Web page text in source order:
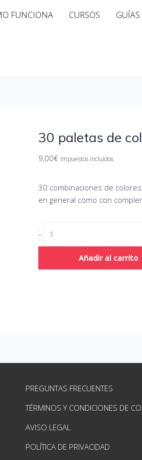
FUNCIONA CURSOS GUÍAS
30 paletas de
9,00€ Impuestos incluídos
30 combinaciones de
en general como con
-
paletas
Añadir al carrito
PREGUNTAS FRECUENTES
TÉRMINOS Y CONDICIONES DE
AVISO LEGAL
POLÍTICA DE PRIVACIDAD